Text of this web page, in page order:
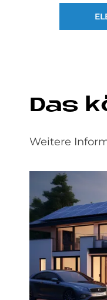
Das
Weitere